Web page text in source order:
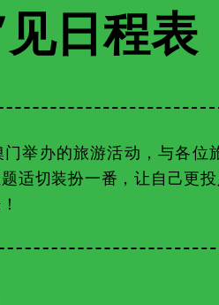
日程表
举办的旅游活动，与各
适切装扮一番，让自己更